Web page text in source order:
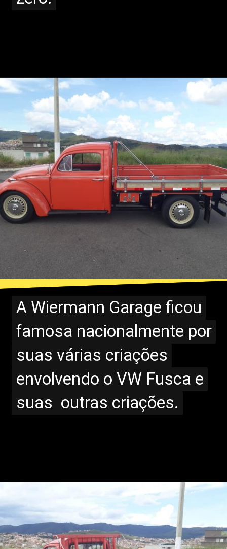
Opening
A Wiermann Garage ficou
famosa nacionalmente por
suas várias criações
envolvendo o VW Fusca e
suas outras criações.
A Wiermann Garage ficou
famosa nacionalmente por
suas várias criações
envolvendo o VW Fusca e
suas outras criações.